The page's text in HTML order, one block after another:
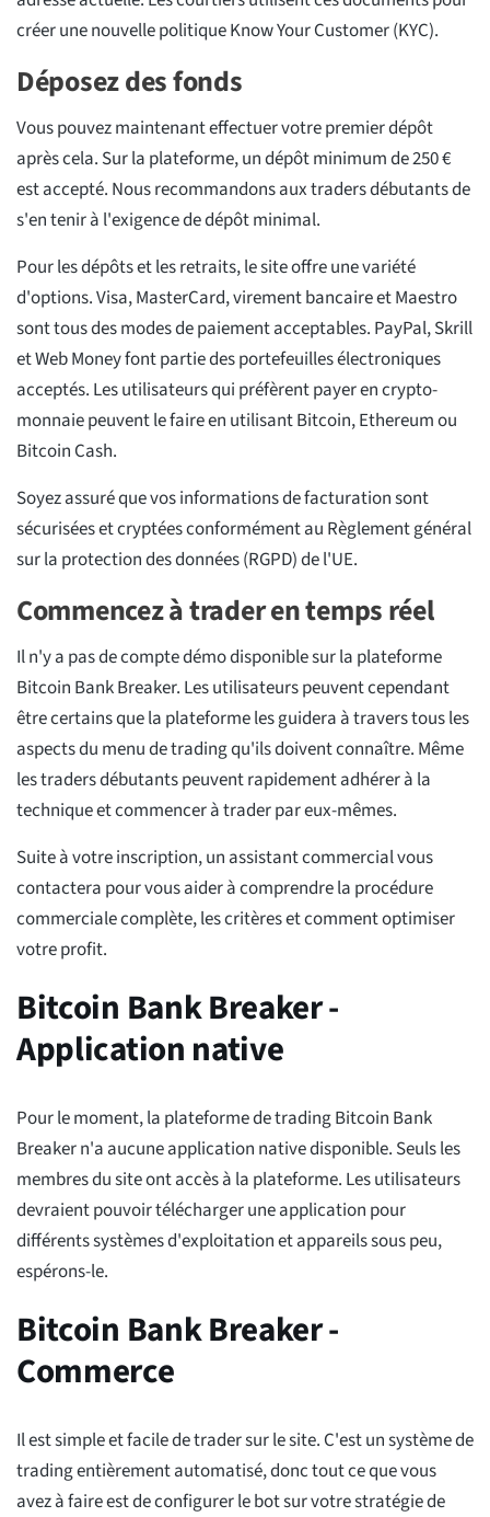
créer une nouvelle politique Know Your Customer (KYC).
Déposez des fonds
Vous pouvez maintenant effectuer votre premier dépôt
après cela. Sur la plateforme, un dépôt minimum de 250 €
est accepté. Nous recommandons aux traders débutants de
s'en tenir à l'exigence de dépôt minimal.
Pour les dépôts et les retraits, le site offre une variété
d'options. Visa, MasterCard, virement bancaire et Maestro
sont tous des modes de paiement acceptables. PayPal, Skrill
et Web Money font partie des portefeuilles électroniques
acceptés. Les utilisateurs qui préfèrent payer en crypto-
monnaie peuvent le faire en utilisant Bitcoin, Ethereum ou
Bitcoin Cash.
Soyez assuré que vos informations de facturation sont
sécurisées et cryptées conformément au Règlement général
sur la protection des données (RGPD) de l'UE.
Commencez à trader en temps réel
Il n'y a pas de compte démo disponible sur la plateforme
Bitcoin Bank Breaker. Les utilisateurs peuvent cependant
être certains que la plateforme les guidera à travers tous les
aspects du menu de trading qu'ils doivent connaître. Même
les traders débutants peuvent rapidement adhérer à la
technique et commencer à trader par eux-mêmes.
Suite à votre inscription, un assistant commercial vous
contactera pour vous aider à comprendre la procédure
commerciale complète, les critères et comment optimiser
votre profit.
Bitcoin Bank Breaker -
Application native
Pour le moment, la plateforme de trading Bitcoin Bank
Breaker n'a aucune application native disponible. Seuls les
membres du site ont accès à la plateforme. Les utilisateurs
devraient pouvoir télécharger une application pour
différents systèmes d'exploitation et appareils sous peu,
espérons-le.
Bitcoin Bank Breaker -
Commerce
Il est simple et facile de trader sur le site. C'est un système de
trading entièrement automatisé, donc tout ce que vous
avez à faire est de configurer le bot sur votre stratégie de